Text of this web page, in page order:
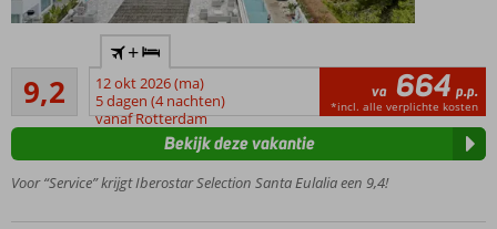
min.
leeftijd
16 jaar
prachtige
S'Argamassa
Beach
9,2
Uitstekend
38
beoordelingen
+
12 okt 2026 (ma)
5 dagen (4 nachten)
vanaf Rotterdam
va 664 p.p.
*incl. alle verplichte kosten
Voor “Service” krijgt Iberostar Selection Santa Eulalia een 9,4!
Bekijk deze vakantie